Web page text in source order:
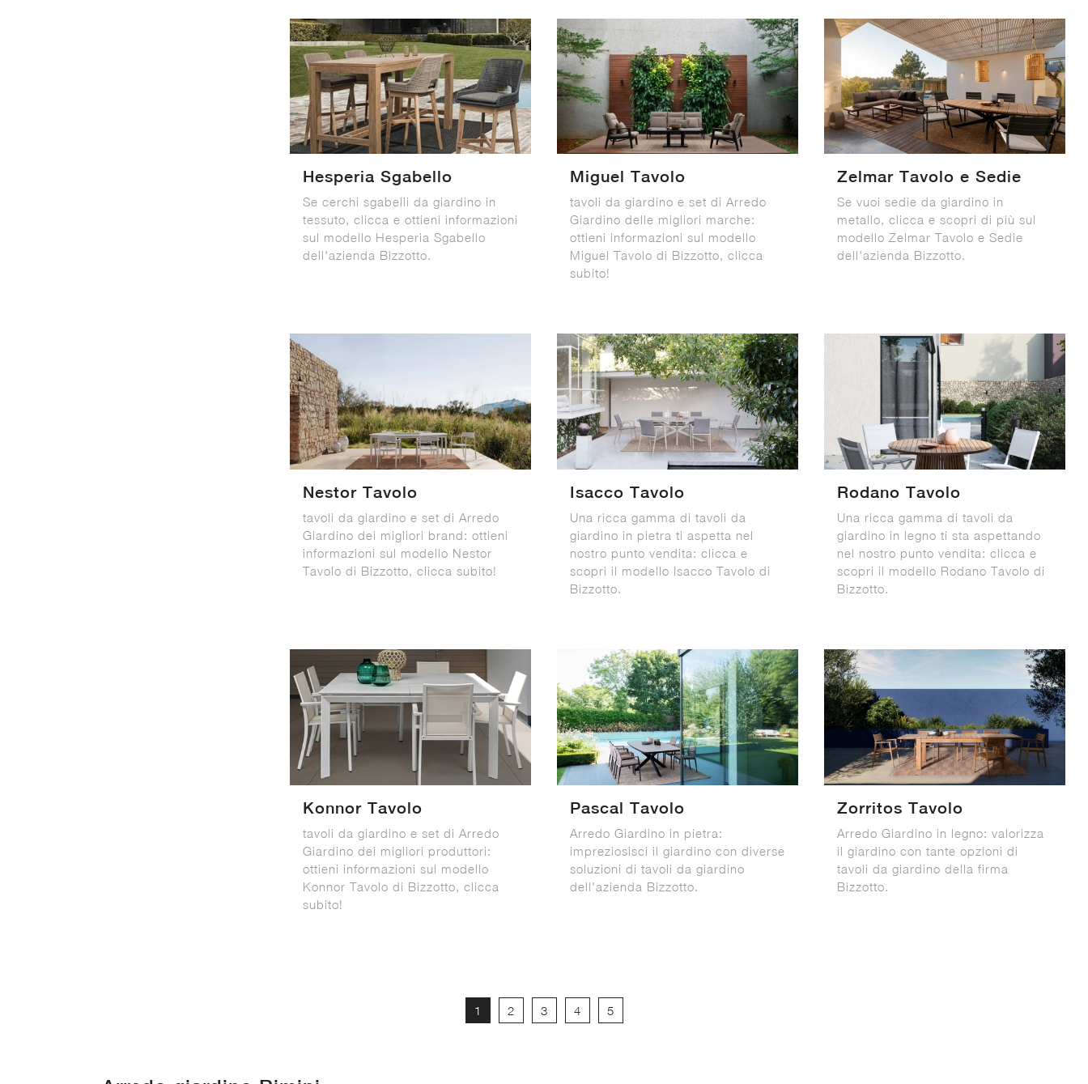
Hesperia Sgabello
Se cerchi sgabelli da giardino in
tessuto, clicca e ottieni informazioni
sul modello Hesperia Sgabello
dell'azienda Bizzotto.
Miguel Tavolo
tavoli da giardino e set di Arredo
Giardino delle migliori marche:
ottieni informazioni sul modello
Miguel Tavolo di Bizzotto, clicca
subito!
Zelmar Tavolo e Sedie
Se vuoi sedie da giardino in
metallo, clicca e scopri di più sul
modello Zelmar Tavolo e Sedie
dell'azienda Bizzotto.
Nestor Tavolo
tavoli da giardino e set di Arredo
Giardino dei migliori brand: ottieni
informazioni sul modello Nestor
Tavolo di Bizzotto, clicca subito!
Isacco Tavolo
Una ricca gamma di tavoli da
giardino in pietra ti aspetta nel
nostro punto vendita: clicca e
scopri il modello Isacco Tavolo di
Bizzotto.
Rodano Tavolo
Una ricca gamma di tavoli da
giardino in legno ti sta aspettando
nel nostro punto vendita: clicca e
scopri il modello Rodano Tavolo di
Bizzotto.
Konnor Tavolo
tavoli da giardino e set di Arredo
Giardino dei migliori produttori:
ottieni informazioni sul modello
Konnor Tavolo di Bizzotto, clicca
subito!
Pascal Tavolo
Arredo Giardino in pietra:
impreziosisci il giardino con diverse
soluzioni di tavoli da giardino
dell'azienda Bizzotto.
Zorritos Tavolo
Arredo Giardino in legno: valorizza
il giardino con tante opzioni di
tavoli da giardino della firma
Bizzotto.
1 2 3 4 5